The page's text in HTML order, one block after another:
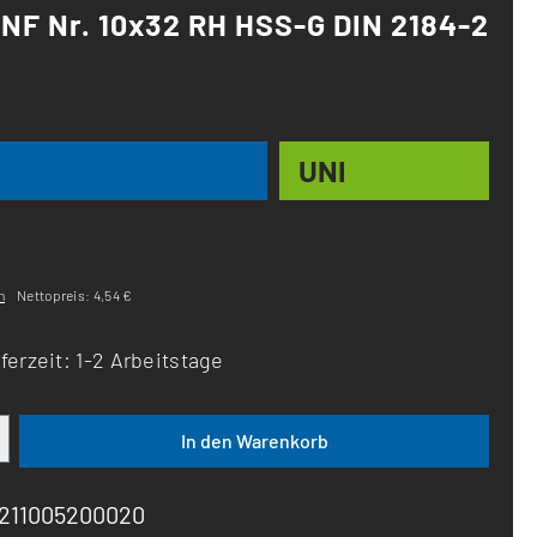
Nr. 10x32 RH HSS-G DIN 2184-2
UNI
Nettopreis: 4,54 €
1-2 Arbeitstage
den gewünschten Wert ein oder
In den Warenkorb